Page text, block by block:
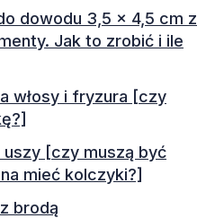
dowodu 3,5 x 4,5 cm z
Jak to zrobić i ile
włosy i fryzura [czy
[czy muszą być
mieć kolczyki?]
brodą